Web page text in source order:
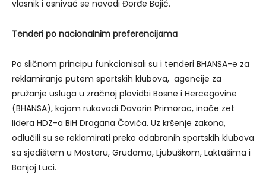
vlasnik i osnivač se navodi Đorđe Bojić.
Tenderi po nacionalnim preferencijama
Po sličnom principu funkcionisali su i tenderi BHANSA-e za
reklamiranje putem sportskih klubova, agencije za
pružanje usluga u zračnoj plovidbi Bosne i Hercegovine
(BHANSA), kojom rukovodi Davorin Primorac, inače zet
lidera HDZ-a BiH Dragana Čovića. Uz kršenje zakona,
odlučili su se reklamirati preko odabranih sportskih klubova
sa sjedištem u Mostaru, Grudama, Ljubuškom, Laktašima i
Banjoj Luci.